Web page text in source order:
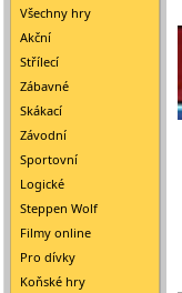
Všechny hry
Akční
Střílecí
Zábavné
Skákací
Závodní
Sportovní
Logické
Steppen Wolf
Filmy online
Pro dívky
Koňské hry